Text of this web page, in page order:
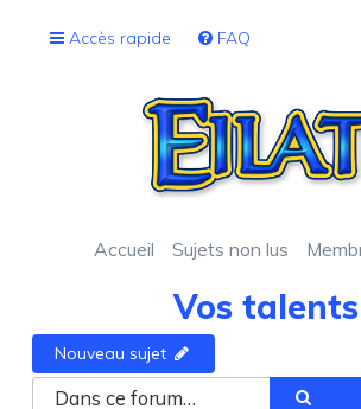
Accès rapide FAQ
Accueil Sujets non lus
Vos talents
Nouveau sujet